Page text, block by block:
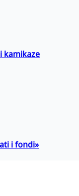
kamikaze
i fondi»